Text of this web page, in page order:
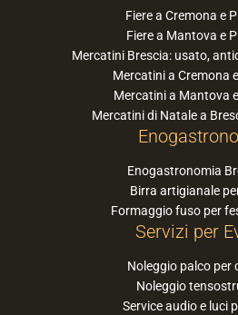
Fiere a Cremona e
Fiere a Mantova e
Mercatini Brescia: usato,
Mercatini a Cremona
Mercatini a Mantova
Mercatini di Natale a
Enogastronomia
Birra artigianale
Formaggio fuso per
Servizi per
Noleggio palco per
Noleggio
Service audio e luci